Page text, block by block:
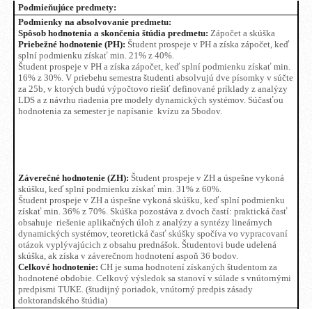
Podmieňujúce predmety:
Podmienky na absolvovanie predmetu:
Spôsob hodnotenia a skončenia štúdia predmetu: Zápočet a skúška
Priebežné hodnotenie (PH): Študent prospeje v PH a získa zápočet, keď
splní podmienku získať min. 21% z 40%.
Študent prospeje v PH a získa zápočet, keď splní podmienku získať min.
16% z 30%. V priebehu semestra študenti absolvujú dve písomky v súčte
za 25b, v ktorých budú výpočtovo riešiť definované príklady z analýzy
LDS a z návrhu riadenia pre modely dynamických systémov. Súčasťou
hodnotenia za semester je napísanie kvízu za 5bodov.
Záverečné hodnotenie (ZH): Študent prospeje v ZH a úspešne vykoná
skúšku, keď splní podmienku získať min. 31% z 60%.
Študent prospeje v ZH a úspešne vykoná skúšku, keď splní podmienku
získať min. 36% z 70%. Skúška pozostáva z dvoch častí: praktická časť
obsahuje riešenie aplikačných úloh z analýzy a syntézy lineárnych
dynamických systémov, teoretická časť skúšky spočíva vo vypracovaní
otázok vyplývajúcich z obsahu prednášok. Študentovi bude udelená
skúška, ak získa v záverečnom hodnotení aspoň 36 bodov.
Celkové hodnotenie: CH je suma hodnotení získaných študentom za
hodnotené obdobie. Celkový výsledok sa stanoví v súlade s vnútornými
predpismi TUKE. (študijný poriadok, vnútorný predpis zásady
doktorandského štúdia)